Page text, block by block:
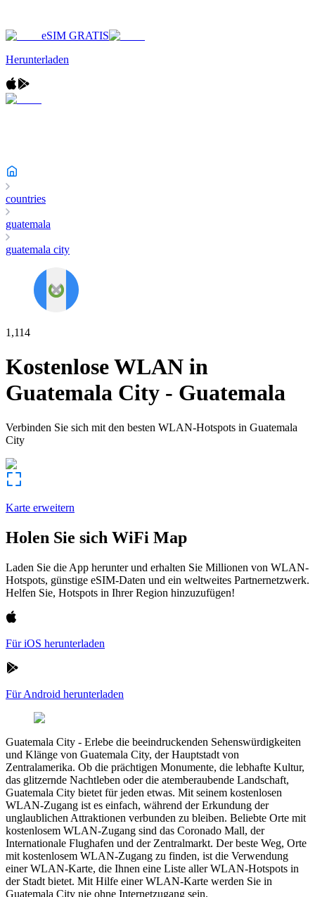
eSIM GRATIS
Herunterladen
countries
guatemala
guatemala city
1,114
Kostenlose WLAN in
Guatemala City - Guatemala
Verbinden Sie sich mit den besten WLAN-Hotspots in Guatemala
City
Karte erweitern
Holen Sie sich WiFi Map
Laden Sie die App herunter und erhalten Sie Millionen von WLAN-
Hotspots, günstige eSIM-Daten und ein weltweites Partnernetzwerk.
Helfen Sie, Hotspots in Ihrer Region hinzuzufügen!
Für iOS herunterladen
Für Android herunterladen
Guatemala City - Erlebe die beeindruckenden Sehenswürdigkeiten
und Klänge von Guatemala City, der Hauptstadt von
Zentralamerika. Ob die prächtigen Monumente, die lebhafte Kultur,
das glitzernde Nachtleben oder die atemberaubende Landschaft,
Guatemala City bietet für jeden etwas. Mit seinem kostenlosen
WLAN-Zugang ist es einfach, während der Erkundung der
unglaublichen Attraktionen verbunden zu bleiben. Beliebte Orte mit
kostenlosem WLAN-Zugang sind das Coronado Mall, der
Internationale Flughafen und der Zentralmarkt. Der beste Weg, Orte
mit kostenlosem WLAN-Zugang zu finden, ist die Verwendung
einer WLAN-Karte, die Ihnen eine Liste aller WLAN-Hotspots in
der Stadt bietet. Mit Hilfe einer WLAN-Karte werden Sie in
Guatemala City nie ohne Internetzugang sein.